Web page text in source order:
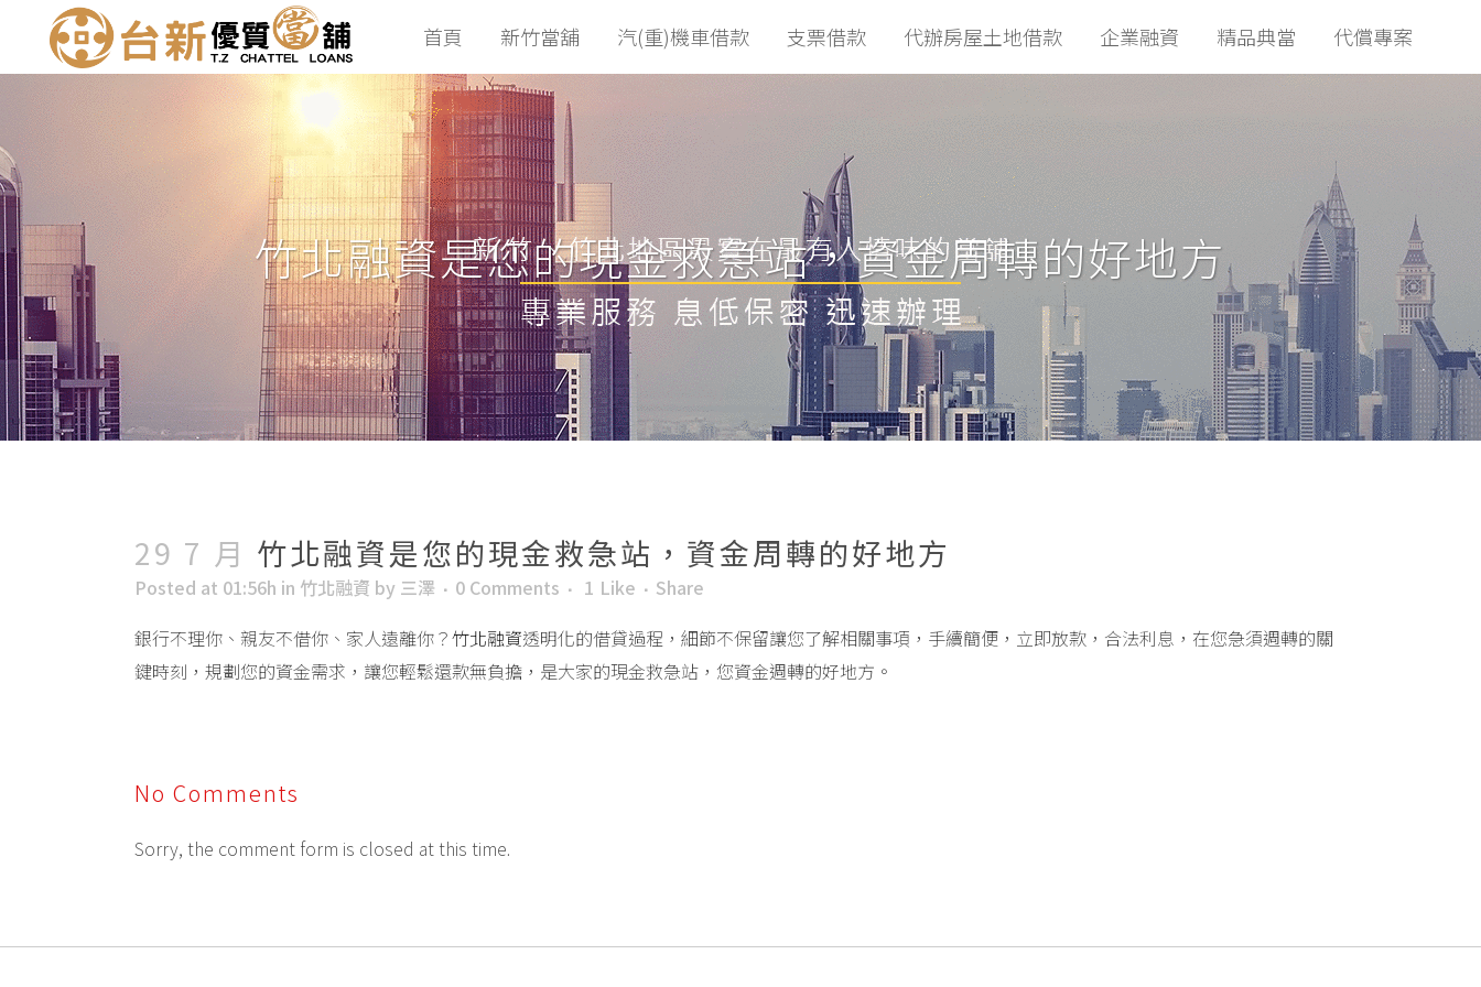
首頁 新竹當舖 汽(重)機車借款 支票借款 代辦房屋土地借款 企業融資 精品典當 代償專案
竹北融資是您的現金救急站，資金周轉的好地方
29 7 月 竹北融資是您的現金救急站，資金周轉的好地方
Posted at 01:56h in 竹北融資 by 三澤 0 Comments 1 Like
Share
銀行不理你、親友不借你、家人遠離你？竹北融資透明化的借貸過程，細節不保留讓您了解相關事項，手續簡便，立即放款，合法利息，在您急須週轉的關
鍵時刻，規劃您的資金需求，讓您輕鬆還款無負擔，是大家的現金救急站，您資金週轉的好地方。
No Comments
Sorry, the comment form is closed at this time.